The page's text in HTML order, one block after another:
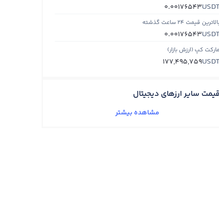
0.00176543
قیمت ۲۴ ساعت گذشته
0.00176543
مارکت کپ (ارزش بازار)
177,495,759
قیمت سایر ارزهای دیجیتال
186,400.5